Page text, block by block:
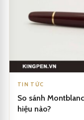
TIN TỨC
So sánh
hiệu nào?